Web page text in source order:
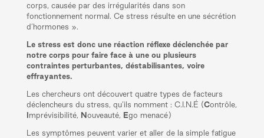
corps, causée par des irrégularités dans son
fonctionnement normal. Ce stress résulte en une sécrétion
d’hormones ».
Le stress est donc une réaction réflexe déclenchée par
notre corps pour faire face à une ou plusieurs
contraintes perturbantes, déstabilisantes, voire
effrayantes.
Les chercheurs ont découvert quatre types de facteurs
déclencheurs du stress, qu’ils nomment : C.I.N.É (Contrôle,
mprévisibilité, N ouveauté, Ego menacé)
Les symptômes peuvent varier et aller de la simple fatigue